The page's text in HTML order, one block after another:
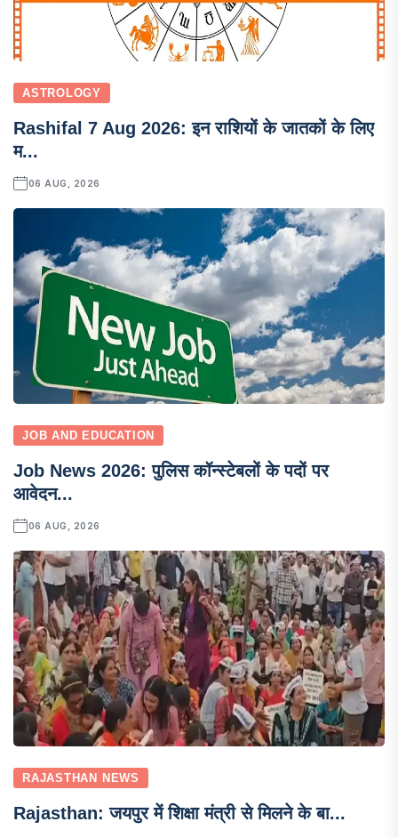
ASTROLOGY
Rashifal 7 Aug 2026: इन राशियों के जातकों के लिए
म...
06 AUG, 2026
JOB AND EDUCATION
Job News 2026: पुलिस कॉन्स्टेबलों के पदों पर
आवेदन...
06 AUG, 2026
RAJASTHAN NEWS
Rajasthan: जयपुर में शिक्षा मंत्री से मिलने के बा...